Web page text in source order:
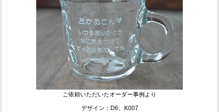
ご依頼いただいたオーダー事例より
デザイン：D6、K007